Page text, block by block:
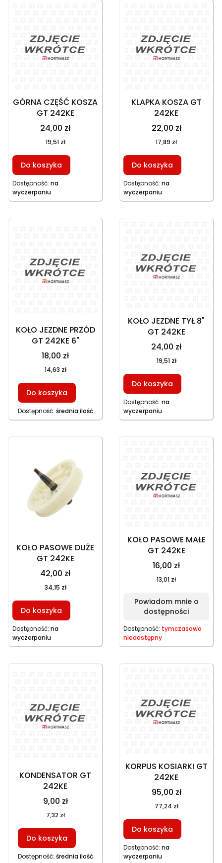
GÓRNA CZĘŚĆ KOSZA
GT 242KE
24,00 zł
19,51 zł
Do koszyka
Dostępność: na
wyczerpaniu
KLAPKA KOSZA GT
242KE
22,00 zł
17,89 zł
Do koszyka
Dostępność: na
wyczerpaniu
KOŁO JEZDNE PRZÓD
GT 242KE 6"
18,00 zł
14,63 zł
Do koszyka
Dostępność: średnia ilość
KOŁO JEZDNE TYŁ 8"
GT 242KE
24,00 zł
19,51 zł
Do koszyka
Dostępność: na
wyczerpaniu
KOŁO PASOWE DUŻE
GT 242KE
42,00 zł
34,15 zł
Do koszyka
Dostępność: na
wyczerpaniu
KOŁO PASOWE MAŁE
GT 242KE
16,00 zł
13,01 zł
Powiadom mnie o
dostępności
Dostępność: tymczasowo
niedostępny
KONDENSATOR GT
242KE
9,00 zł
7,32 zł
Do koszyka
Dostępność: średnia ilość
KORPUS KOSIARKI GT
242KE
95,00 zł
77,24 zł
Do koszyka
Dostępność: na
wyczerpaniu